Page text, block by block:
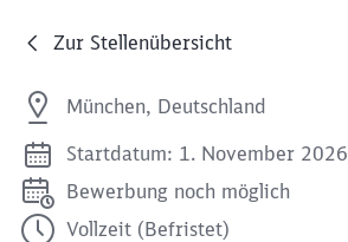
Zur Stellenübersicht
München, Deutschland
Startdatum: 1. November 2026
Bewerbung noch möglich
Vollzeit (Befristet)